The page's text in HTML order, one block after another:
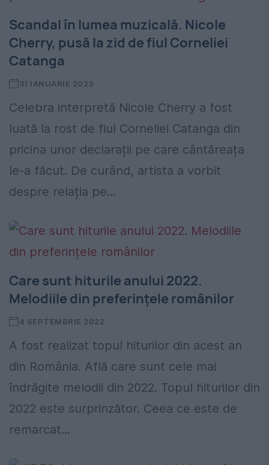
Scandal în lumea muzicală. Nicole
Cherry, pusă la zid de fiul Corneliei
Catanga
31 IANUARIE 2023
Celebra interpretă Nicole Cherry a fost
luată la rost de fiul Corneliei Catanga din
pricina unor declarații pe care cântăreața
le-a făcut. De curând, artista a vorbit
despre relația pe...
Care sunt hiturile anului 2022.
Melodiile din preferințele românilor
4 SEPTEMBRIE 2022
A fost realizat topul hiturilor din acest an
din România. Află care sunt cele mai
îndrăgite melodii din 2022. Topul hiturilor din
2022 este surprinzător. Ceea ce este de
remarcat...